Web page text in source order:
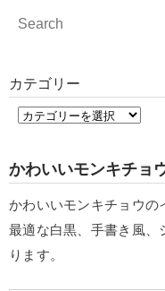
カテゴリー
かわいいモンキチョ
かわいいモンキチョウの
最適な白黒、手書き風、
ります。